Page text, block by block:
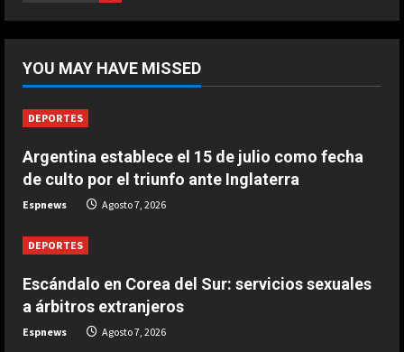
5
Riqui Puig, a un paso
Agosto 7, 2026
Enamoró y llevó al Girona a
Champions y ahora se va al Como
de Cesc Fàbregas
3
Escándalo en Corea del Sur:
servicios sexuales a árbitros
extranjeros
YOU MAY HAVE MISSED
DEPORTES
Argentina establece el 15 de julio como fecha
de culto por el triunfo ante Inglaterra
Espnews Agosto 7, 2026
DEPORTES
Escándalo en Corea del Sur: servicios sexuales
a árbitros extranjeros
Espnews Agosto 7, 2026